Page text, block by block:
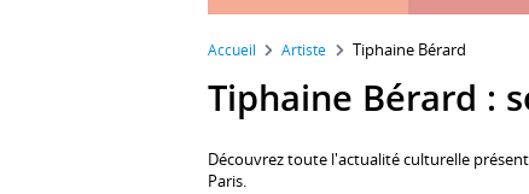
Accueil Artiste Tiphaine Bérard
Tiphaine Bérard :
Découvrez toute l'actualité culturelle
Paris.